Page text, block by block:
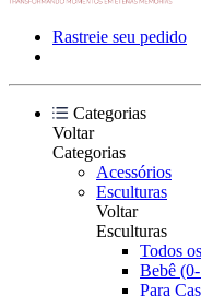
Rastreie seu pedido
Categorias
Voltar
Categorias
Acessórios
Esculturas
Voltar
Esculturas
Todos
Bebê
Para